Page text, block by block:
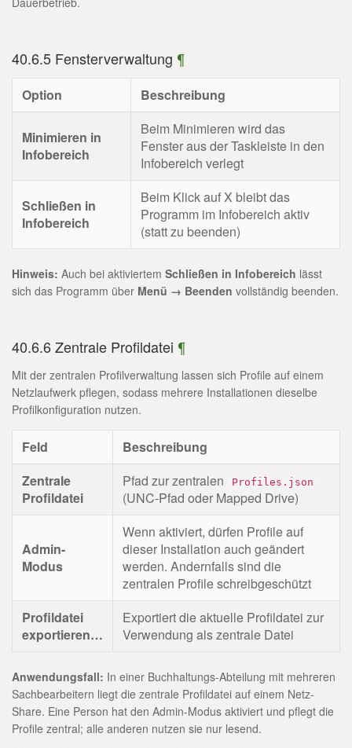
40.6.5 Fensterverwaltung ¶
Option Beschreibung
Minimieren in
Infobereich
Beim Minimieren wird das
Fenster aus der Taskleiste in den
Infobereich verlegt
Schließen in
Infobereich
Beim Klick auf X bleibt das
Programm im Infobereich aktiv
(statt zu beenden)
Hinweis: Auch bei aktiviertem Schließen in Infobereich lässt
sich das Programm über Menü → Beenden vollständig beenden.
40.6.6 Zentrale Profildatei ¶
Mit der zentralen Profilverwaltung lassen sich Profile auf einem
Netzlaufwerk pflegen, sodass mehrere Installationen dieselbe
Profilkonfiguration nutzen.
Feld
Beschreibung
Zentrale
Profildatei
Pfad zur zentralen Profiles.json
(UNC-Pfad oder Mapped Drive)
Admin-
Modus
Wenn aktiviert, dürfen Profile auf
dieser Installation auch geändert
werden. Andernfalls sind die
zentralen Profile schreibgeschützt
Profildatei
exportieren…
Exportiert die aktuelle Profildatei zur
Verwendung als zentrale Datei
Anwendungsfall: In einer Buchhaltungs-Abteilung mit mehreren
Sachbearbeitern liegt die zentrale Profildatei auf einem Netz-
Share. Eine Person hat den Admin-Modus aktiviert und pflegt die
Profile zentral; alle anderen nutzen sie nur lesend.